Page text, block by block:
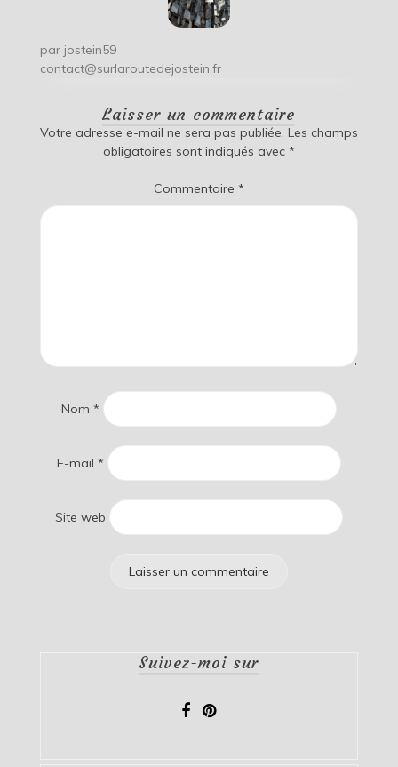
par jostein59
contact@surlaroutedejostein.fr
Laisser un commentaire
Votre adresse e-mail ne sera pas publiée. Les champs
obligatoires sont indiqués avec *
Commentaire *
Nom *
E-mail *
Site web
Suivez-moi sur